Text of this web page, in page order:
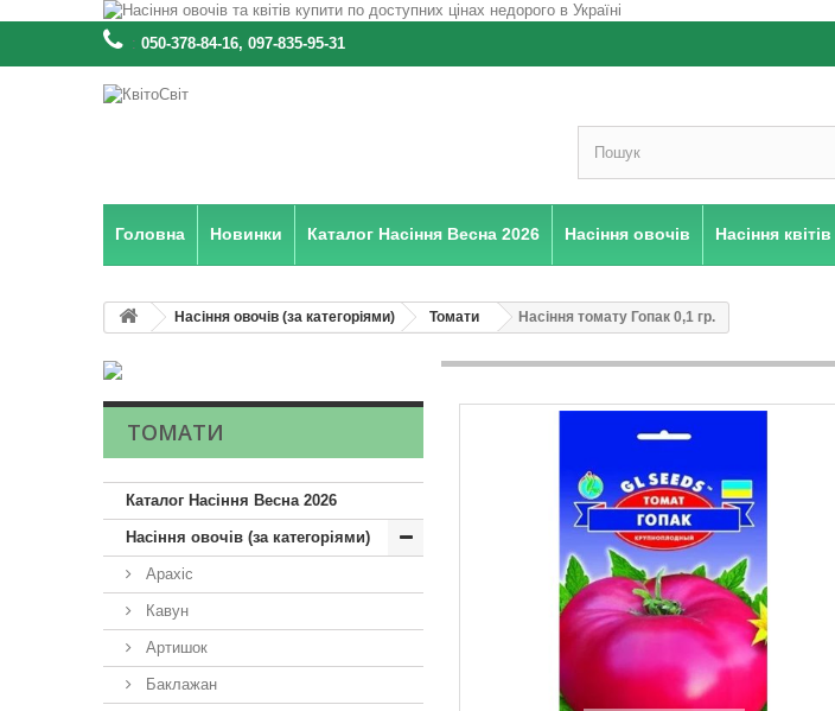
: 050-378-84-16, 097-835-95-31
Головна Новинки Каталог Насіння Весна 2026 Насіння овочів Насіння квітів
Насіння овочів (за категоріями) Томати Насіння томату Гопак 0,1 гр.
ТОМАТИ
Каталог Насіння Весна 2026
Насіння овочів (за категоріями)
Арахіс
Кавун
Артишок
Баклажан